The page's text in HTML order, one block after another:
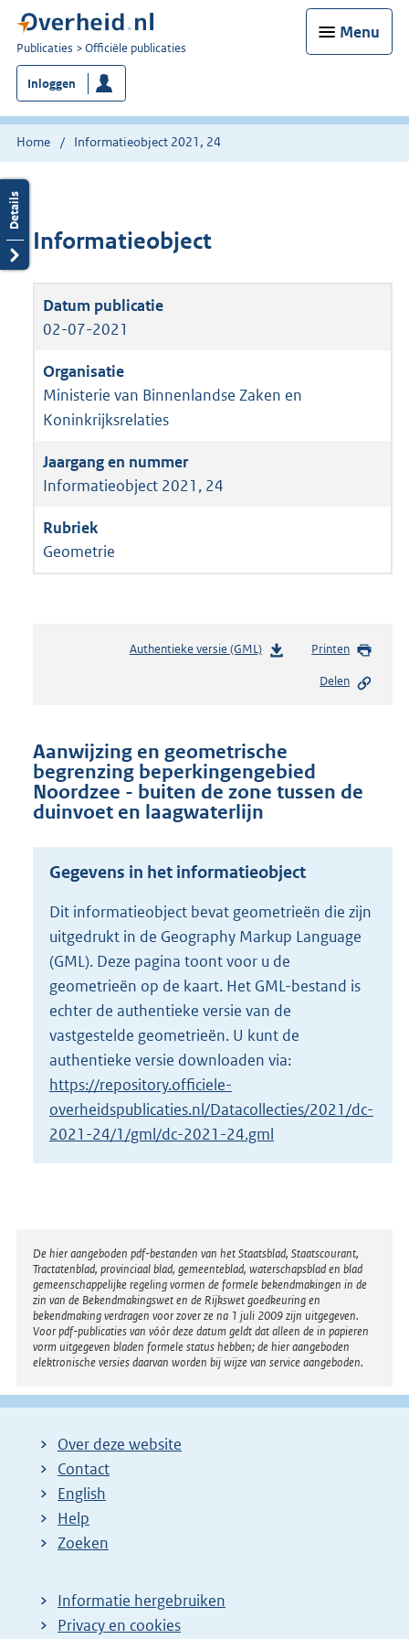
Menu
U
bent
nu
hier:
Publicaties Officiële publicaties
Inloggen
Home Informatieobject 2021, 24
Informatieobject
02-07-2021
Ministerie van Binnenlandse Zaken en
Koninkrijksrelaties
Informatieobject 2021, 24
Geometrie
Authentieke versie (GML)b
n
s
g
r
t
e
:
1
0
K
b
Printen
Delen
Aanwijzing en geometrische
begrenzing beperkingengebied
Noordzee - buiten de zone tussen de
duinvoet en laagwaterlijn
Gegevens in het informatieobject
Dit informatieobject bevat geometrieën die zijn
uitgedrukt in de Geography Markup Language
(GML). Deze pagina toont voor u de
geometrieën op de kaart. Het GML-bestand is
echter de authentieke versie van de
vastgestelde geometrieën. U kunt de
authentieke versie downloaden via:
https://repository.officiele-
overheidspublicaties.nl/Datacollecties/2021/dc-
2021-24/1/gml/dc-2021-24.gml
Disclaimer
De hier aangeboden pdf-bestanden van het Staatsblad, Staatscourant,
Tractatenblad, provinciaal blad, gemeenteblad, waterschapsblad en blad
gemeenschappelijke regeling vormen de formele bekendmakingen in de
zin van de Bekendmakingswet en de Rijkswet goedkeuring en
bekendmaking verdragen voor zover ze na 1 juli 2009 zijn uitgegeven.
Voor pdf-publicaties van vóór deze datum geldt dat alleen de in papieren
vorm uitgegeven bladen formele status hebben; de hier aangeboden
elektronische versies daarvan worden bij wijze van service aangeboden.
Over deze website
Contact
English
Help
Zoeken
Informatie hergebruiken
Privacy en cookies